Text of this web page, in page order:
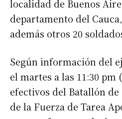
localidad de Buenos
departamento del
además otros 20
Según información del
el martes a las 11:30 pm
efectivos del Batallón
de la Fuerza de Tarea